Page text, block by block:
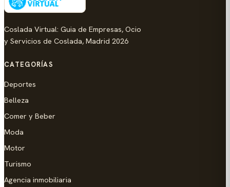
Coslada Virtual: Guia de Empresas, Ocio
y Servicios de Coslada, Madrid 2026
CATEGORÍAS
Deportes
Belleza
Comer y Beber
Moda
Motor
Turismo
Agencia inmobiliaria